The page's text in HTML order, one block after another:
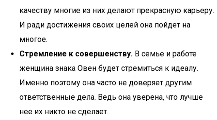
качеству многие из них делают прекрасную карьеру.
И ради достижения своих целей она пойдет на
многое.
Стремление к совершенству. В семье и работе
женщина знака Овен будет стремиться к идеалу.
Именно поэтому она часто не доверяет другим
ответственные дела. Ведь она уверена, что лучше
нее их никто не сделает.